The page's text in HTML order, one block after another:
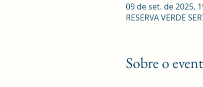
09 de set. de 2025,
RESERVA VERDE
Sobre o